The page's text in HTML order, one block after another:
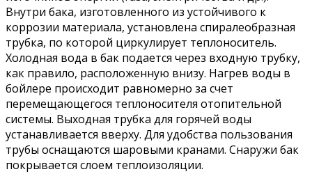
Внутри бака, изготовленного из устойчивого к
коррозии материала, установлена спиралеобразная
трубка, по которой циркулирует теплоноситель.
Холодная вода в бак подается через входную трубку,
как правило, расположенную внизу. Нагрев воды в
бойлере происходит равномерно за счет
перемещающегося теплоносителя отопительной
системы. Выходная трубка для горячей воды
устанавливается вверху. Для удобства пользования
трубы оснащаются шаровыми кранами. Снаружи бак
покрывается слоем теплоизоляции.